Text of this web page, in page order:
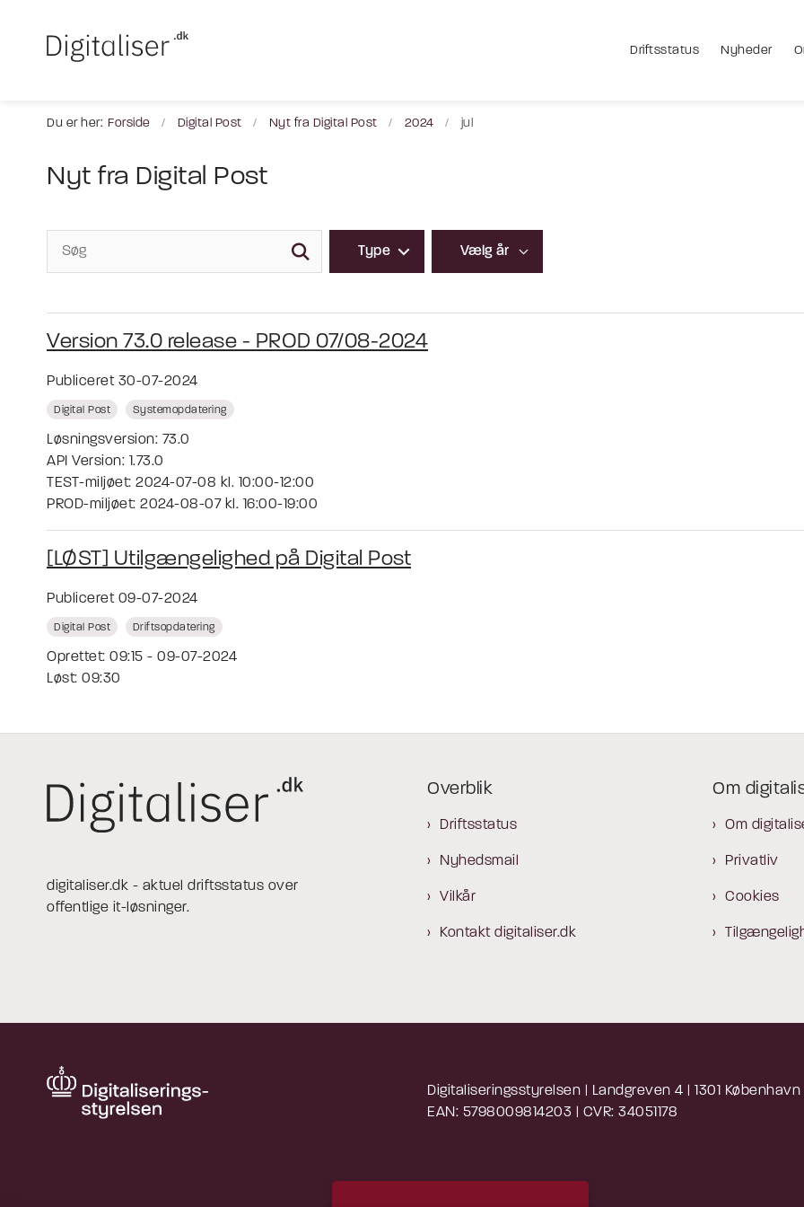
Driftsstatus Nyheder
Du er her: Forside Digital Post Nyt fra Digital Post 2024 jul
Nyt fra Digital Post
Type
Version 73.0 release - PROD 07/08-2024
Publiceret 30-07-2024
Digital Post Systemopdatering
Løsningsversion: 73.0
API Version: 1.73.0
TEST-miljøet: 2024-07-08 kl. 10:00-12:00
PROD-miljøet: 2024-08-07 kl. 16:00-19:00
[LØST] Utilgængelighed på Digital Post
Publiceret 09-07-2024
Digital Post Driftsopdatering
Oprettet: 09:15 - 09-07-2024
Løst: 09:30
digitaliser.dk - aktuel driftsstatus over
offentlige it-løsninger.
Overblik
Driftsstatus
Nyhedsmail
Vilkår
Kontakt digitaliser.dk
Om
Om
Privatliv
Cookies
Digitaliseringsstyrelsen | Landgreven 4 | 1301 København
EAN: 5798009814203 | CVR: 34051178